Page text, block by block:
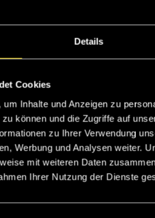
Details
Cookies
Inhalte und Anzeigen zu
können und die Zugriffe auf
zu Ihrer Verwendung
Werbung und Analysen weiter.
mit weiteren Daten
Ihrer Nutzung der Dienste